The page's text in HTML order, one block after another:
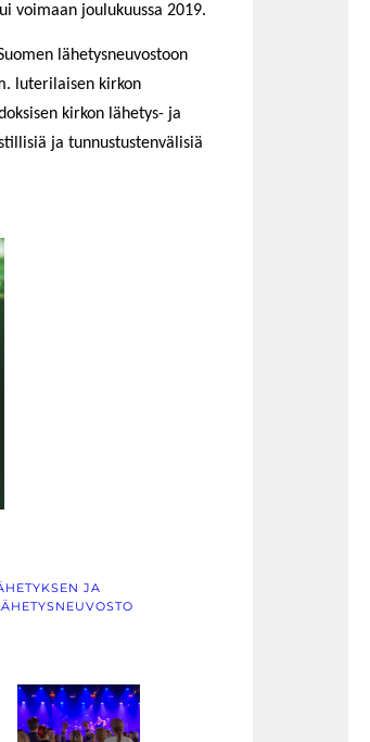
voimaan joulukuussa 2019.
lähetysneuvostoon
luterilaisen kirkon
kirkon lähetys- ja
ja tunnustustenvälisiä
JA